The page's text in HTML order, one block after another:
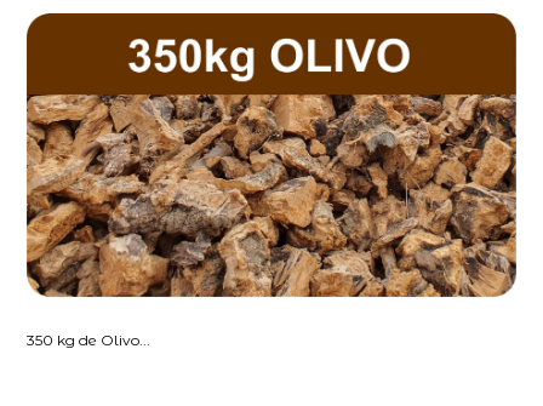
350 kg de Olivo...